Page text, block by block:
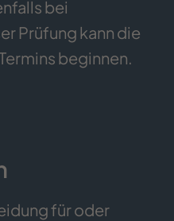
bei
Prüfung kann die
beginnen.
für oder